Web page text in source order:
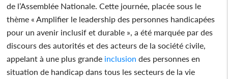
de l’Assemblée Nationale. Cette journée, placée sous le
thème « Amplifier le leadership des personnes handicapées
pour un avenir inclusif et durable », a été marquée par des
discours des autorités et des acteurs de la société civile,
appelant à une plus grande inclusion des personnes en
situation de handicap dans tous les secteurs de la vie